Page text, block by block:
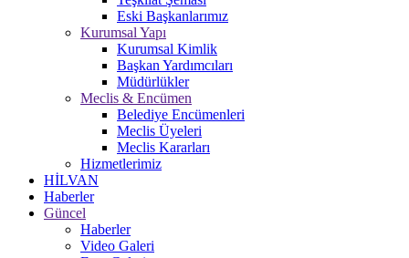
Eski Başkanlarımız
Kurumsal Yapı
Kurumsal Kimlik
Başkan Yardımcıları
Müdürlükler
Meclis & Encümen
Belediye Encümenleri
Meclis Üyeleri
Meclis Kararları
Hizmetlerimiz
HİLVAN
Haberler
Güncel
Haberler
Video Galeri